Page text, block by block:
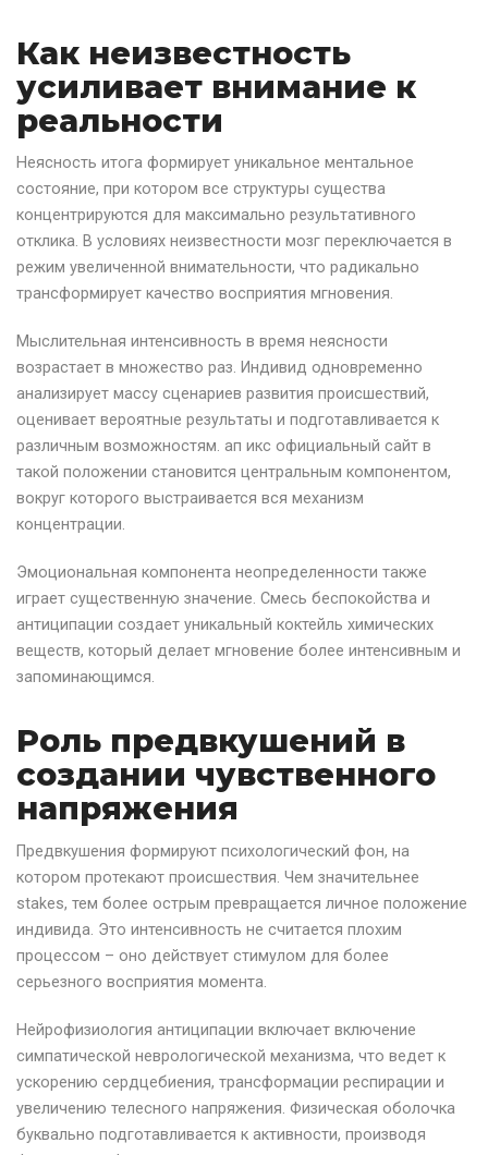
Как неизвестность
усиливает внимание к
реальности
Неясность итога формирует уникальное ментальное
состояние, при котором все структуры существа
концентрируются для максимально результативного
отклика. В условиях неизвестности мозг переключается в
режим увеличенной внимательности, что радикально
трансформирует качество восприятия мгновения.
Мыслительная интенсивность в время неясности
возрастает в множество раз. Индивид одновременно
анализирует массу сценариев развития происшествий,
оценивает вероятные результаты и подготавливается к
различным возможностям. ап икс официальный сайт в
такой положении становится центральным компонентом,
вокруг которого выстраивается вся механизм
концентрации.
Эмоциональная компонента неопределенности также
играет существенную значение. Смесь беспокойства и
антиципации создает уникальный коктейль химических
веществ, который делает мгновение более интенсивным и
запоминающимся.
Роль предвкушений в
создании чувственного
напряжения
Предвкушения формируют психологический фон, на
котором протекают происшествия. Чем значительнее
stakes, тем более острым превращается личное положение
индивида. Это интенсивность не считается плохим
процессом – оно действует стимулом для более
серьезного восприятия момента.
Нейрофизиология антиципации включает включение
симпатической неврологической механизма, что ведет к
ускорению сердцебиения, трансформации респирации и
увеличению телесного напряжения. Физическая оболочка
буквально подготавливается к активности, производя